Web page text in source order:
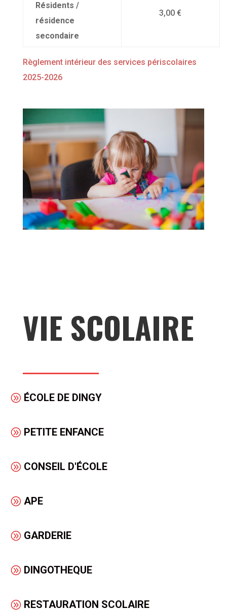
Résidents /
résidence
secondaire
3,00 €
Règlement intérieur des services périscolaires
2025-2026
VIE SCOLAIRE
ÉCOLE DE DINGY
PETITE ENFANCE
CONSEIL D'ÉCOLE
APE
GARDERIE
DINGOTHEQUE
RESTAURATION SCOLAIRE